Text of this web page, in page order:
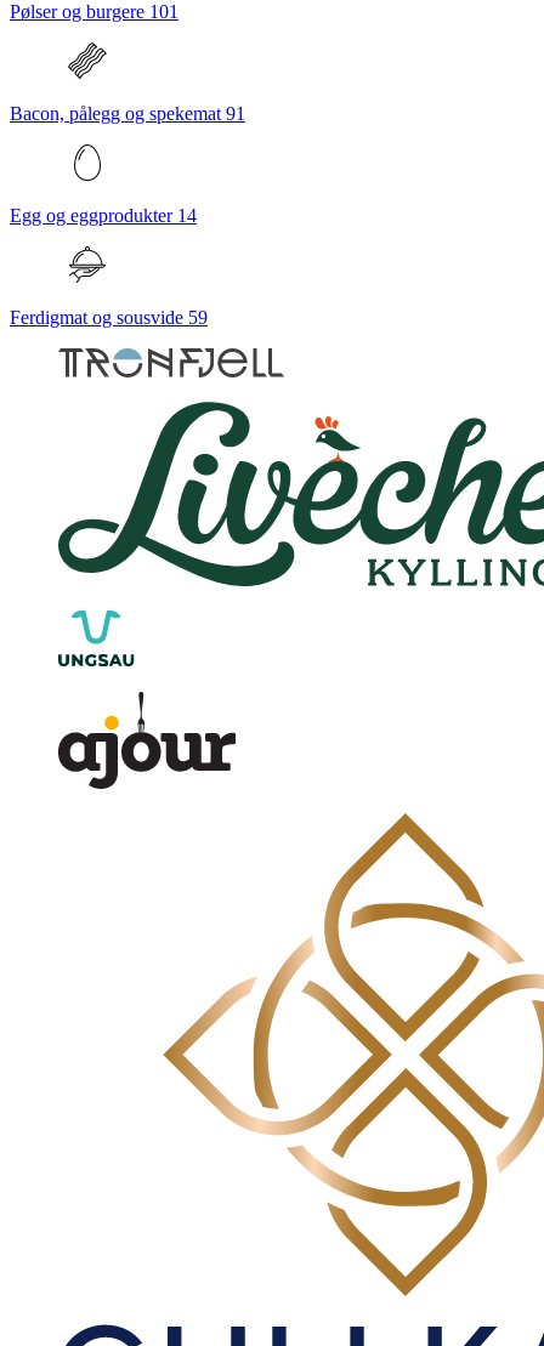
Pølser og burgere 101
Bacon, pålegg og spekemat 91
Egg og eggprodukter 14
Ferdigmat og sousvide 59